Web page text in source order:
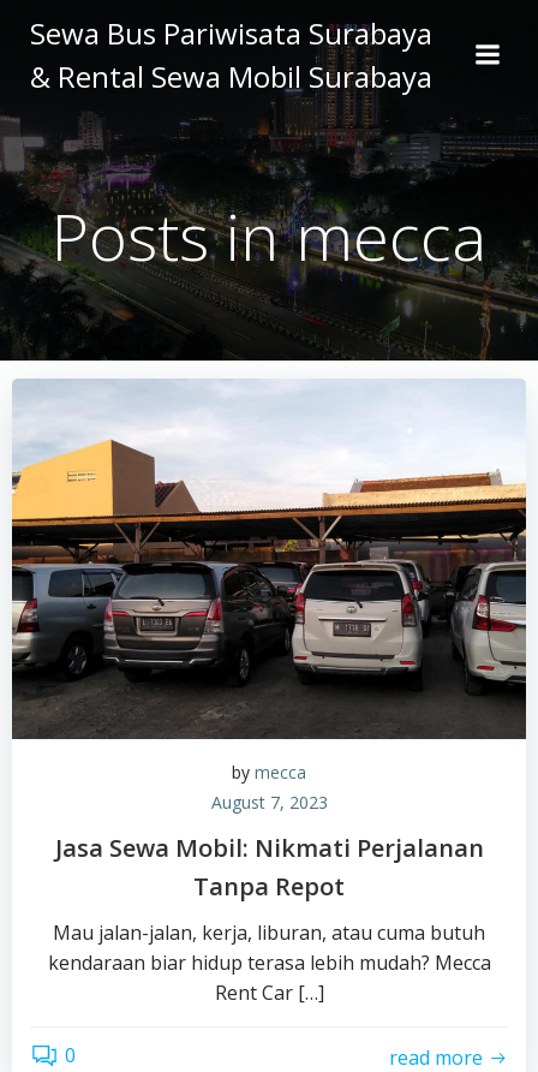
to
content
Sewa Bus Pariwisata Surabaya
& Rental Sewa Mobil Surabaya
Posts inmecca
by mecca
August 7, 2023
Jasa Sewa Mobil: Nikmati Perjalanan
Tanpa Repot
Mau jalan-jalan, kerja, liburan, atau cuma butuh
kendaraan biar hidup terasa lebih mudah? Mecca
Rent Car […]
0 read more